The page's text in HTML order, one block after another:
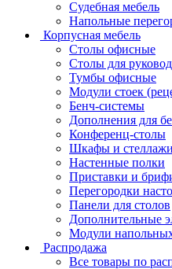
Судебная мебель
Напольные
Корпусная мебель
Столы офисные
Столы для
Тумбы офисные
Модули стоек
Бенч-системы
Дополнения для
Конференц-столы
Шкафы и стеллажи
Настенные полки
Приставки и
Перегородки
Панели для столов
Дополнительные
Модули
Распродажа
Все товары по